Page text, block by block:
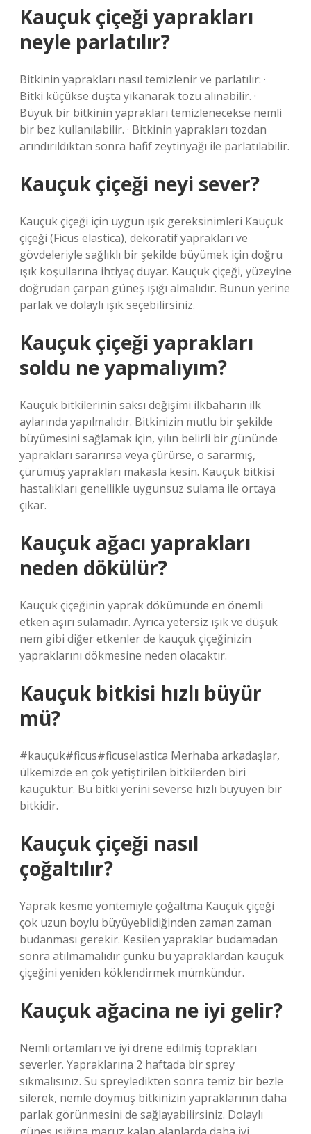
Kauçuk çiçeği yaprakları
neyle parlatılır?
Bitkinin yaprakları nasıl temizlenir ve parlatılır: ·
Bitki küçükse duşta yıkanarak tozu alınabilir. ·
Büyük bir bitkinin yaprakları temizlenecekse nemli
bir bez kullanılabilir. · Bitkinin yaprakları tozdan
arındırıldıktan sonra hafif zeytinyağı ile parlatılabilir.
Kauçuk çiçeği neyi sever?
Kauçuk çiçeği için uygun ışık gereksinimleri Kauçuk
çiçeği (Ficus elastica), dekoratif yaprakları ve
gövdeleriyle sağlıklı bir şekilde büyümek için doğru
ışık koşullarına ihtiyaç duyar. Kauçuk çiçeği, yüzeyine
doğrudan çarpan güneş ışığı almalıdır. Bunun yerine
parlak ve dolaylı ışık seçebilirsiniz.
Kauçuk çiçeği yaprakları
soldu ne yapmalıyım?
Kauçuk bitkilerinin saksı değişimi ilkbaharın ilk
aylarında yapılmalıdır. Bitkinizin mutlu bir şekilde
büyümesini sağlamak için, yılın belirli bir gününde
yaprakları sararırsa veya çürürse, o sararmış,
çürümüş yaprakları makasla kesin. Kauçuk bitkisi
hastalıkları genellikle uygunsuz sulama ile ortaya
çıkar.
Kauçuk ağacı yaprakları
neden dökülür?
Kauçuk çiçeğinin yaprak dökümünde en önemli
etken aşırı sulamadır. Ayrıca yetersiz ışık ve düşük
nem gibi diğer etkenler de kauçuk çiçeğinizin
yapraklarını dökmesine neden olacaktır.
Kauçuk bitkisi hızlı büyür
mü?
#kauçuk#ficus#ficuselastica Merhaba arkadaşlar,
ülkemizde en çok yetiştirilen bitkilerden biri
kauçuktur. Bu bitki yerini severse hızlı büyüyen bir
bitkidir.
Kauçuk çiçeği nasıl
çoğaltılır?
Yaprak kesme yöntemiyle çoğaltma Kauçuk çiçeği
çok uzun boylu büyüyebildiğinden zaman zaman
budanması gerekir. Kesilen yapraklar budamadan
sonra atılmamalıdır çünkü bu yapraklardan kauçuk
çiçeğini yeniden köklendirmek mümkündür.
Kauçuk ağacina ne iyi gelir?
Nemli ortamları ve iyi drene edilmiş toprakları
severler. Yapraklarına 2 haftada bir sprey
sıkmalısınız. Su spreyledikten sonra temiz bir bezle
silerek, nemle doymuş bitkinizin yapraklarının daha
parlak görünmesini de sağlayabilirsiniz. Dolaylı